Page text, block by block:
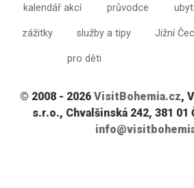
kalendář akcí průvodce
zážitky služby a tipy Jižní
pro děti
© 2008 - 2026 VisitBohemia.cz,
s.r.o., Chvalšinská 242, 381 01